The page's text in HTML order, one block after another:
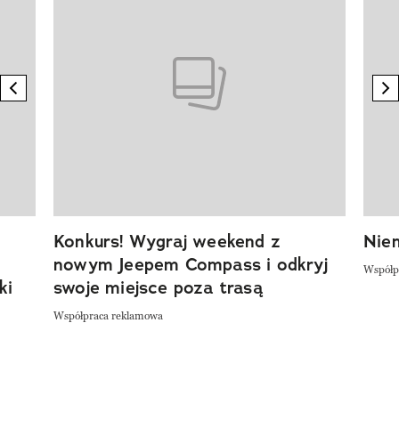
previous element
Konkurs! Wygraj weekend z
nowym Jeepem Compass i odkryj
swoje miejsce poza trasą
Współpraca reklamowa